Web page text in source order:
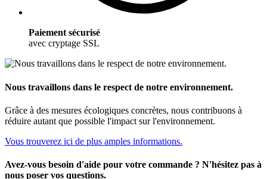
Paiement sécurisé
avec cryptage SSL
Nous travaillons dans le respect de notre environnement.
Grâce à des mesures écologiques concrètes, nous contribuons à
réduire autant que possible l'impact sur l'environnement.
Vous trouverez ici de plus amples informations.
Avez-vous besoin d'aide pour votre commande ? N'hésitez pas à
nous poser vos questions.